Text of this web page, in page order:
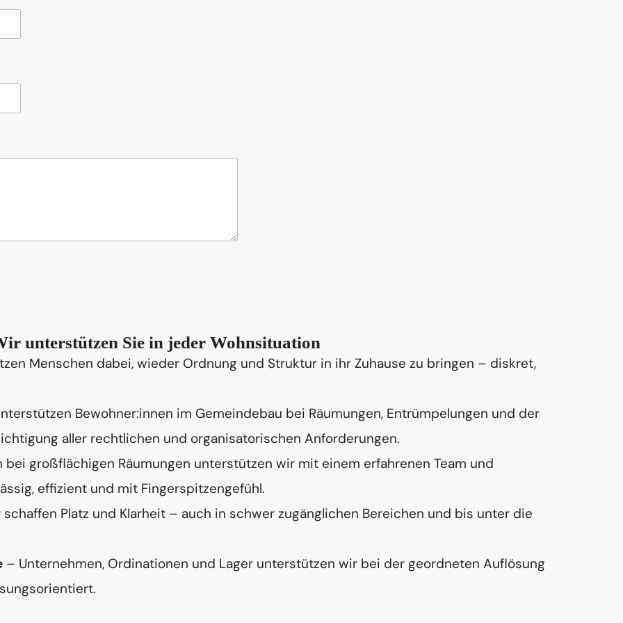
unterstützen Sie in jeder Wohnsituation
Menschen dabei, wieder Ordnung und Struktur in ihr Zuhause zu bringen – diskret,
Bewohner:innen im Gemeindebau bei Räumungen, Entrümpelungen und der
aller rechtlichen und organisatorischen Anforderungen.
bei großflächigen Räumungen unterstützen wir mit einem erfahrenen Team und
effizient und mit Fingerspitzengefühl.
schaffen Platz und Klarheit – auch in schwer zugänglichen Bereichen und bis unter die
– Unternehmen, Ordinationen und Lager unterstützen wir bei der geordneten Auflösung